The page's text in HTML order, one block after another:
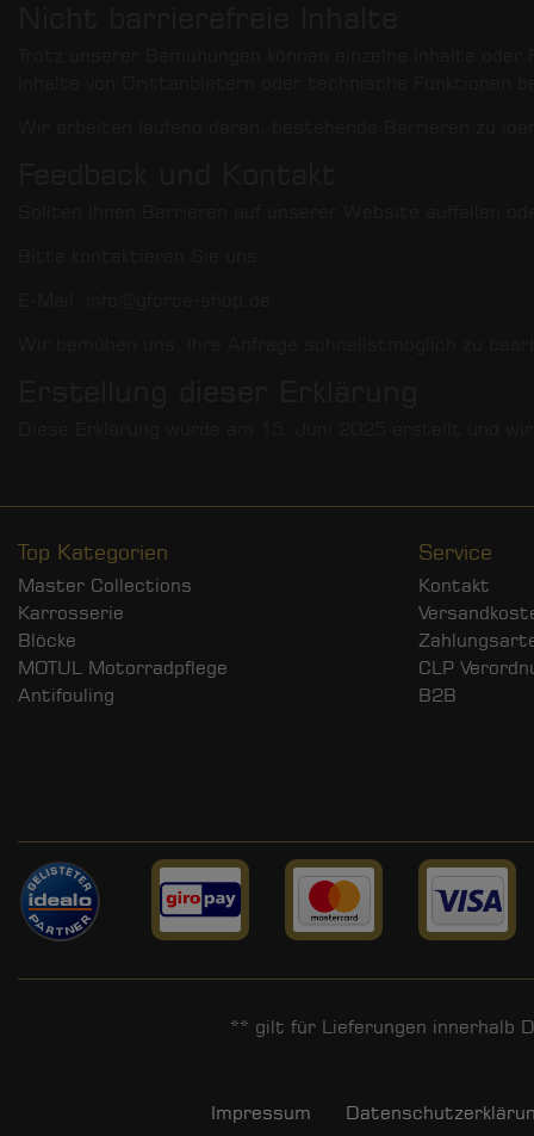
Trotz unserer Bemühungen können einzelne Inhalte
Inhalte von Drittanbietern oder technische Funktionen
Wir arbeiten laufend daran, bestehende Barrieren zu
Sollten Ihnen Barrieren auf unserer Website auffallen
Wir bemühen uns, Ihre Anfrage schnellstmöglich zu
Top Kategorien
Master Collections
Karrosserie
Blöcke
MOTUL Motorradpflege
Antifouling
Service
Kontakt
CLP
B2B
** gilt für Lieferungen innerhalb
Impressum